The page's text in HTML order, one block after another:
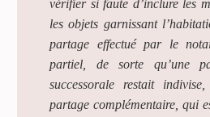
vérifier si faute d’inclure les
les objets garnissant
partage effectué par le
partiel, de sorte qu’une
successorale restait
partage complémentaire, qui